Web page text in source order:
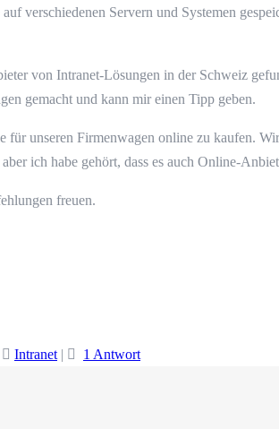
verschiedenen Servern und Systemen
von Intranet-Lösungen in der Schweiz
gemacht und kann mir einen Tipp geben.
unseren Firmenwagen online zu kaufen.
ich habe gehört, dass es auch Online-
freuen.
Intranet| 1 Antwort